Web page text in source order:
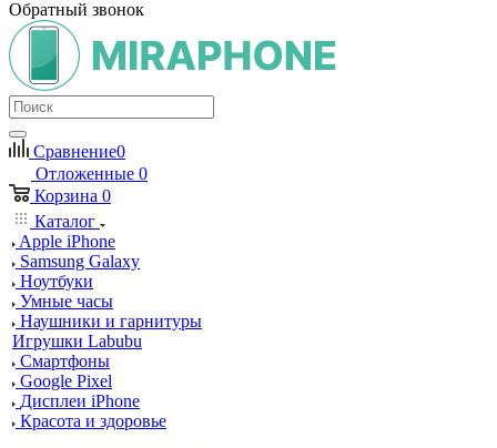
Обратный звонок
Сравнение0
Отложенные 0
Корзина 0
Каталог
Apple iPhone
Samsung Galaxy
Ноутбуки
Умные часы
Наушники и гарнитуры
Игрушки Labubu
Смартфоны
Google Pixel
Дисплеи iPhone
Красота и здоровье